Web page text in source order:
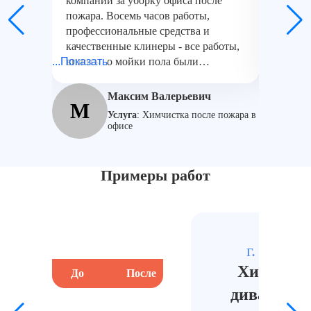
пожара. Восемь часов работы,
профессиональные средства и
качественные клинеры - все работы,
вплоть до мойки пола были
Сотрудники были внимательны.
Обратившись к ним, я остался
доволен результатом. Осталось
заказать генеральную уборку, отдать
регулярный поддерживающий
клининг.
...Показать
М
Максим Валерьевич
Услуга: Химчистка после пожара в
офисе
Примеры работ
До После
г.
дивана